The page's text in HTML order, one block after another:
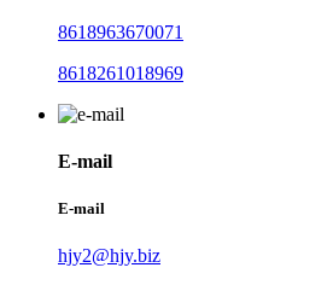
8618963670071
8618261018969
E-mail
E-mail
hjy2@hjy.biz